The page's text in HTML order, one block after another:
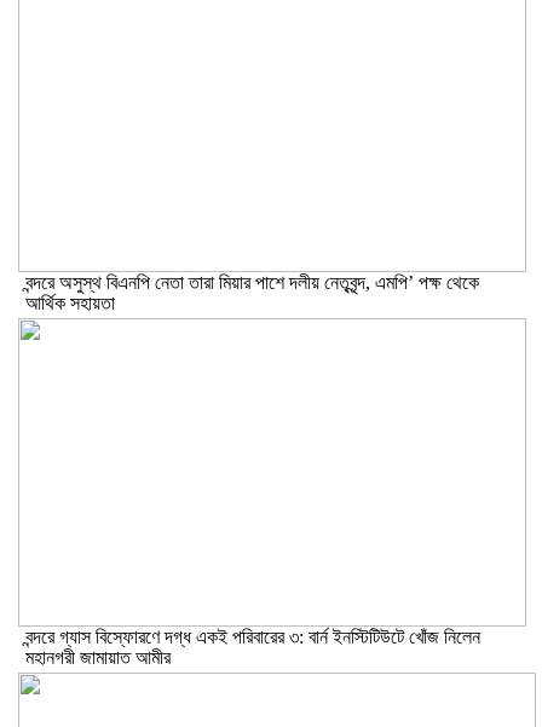
বন্দরে অসুস্থ বিএনপি নেতা তারা মিয়ার পাশে দলীয় নেতৃবৃন্দ, এমপি’ পক্ষ থেকে
আর্থিক সহায়তা
বন্দরে গ্যাস বিস্ফোরণে দগ্ধ একই পরিবারের ৩: বার্ন ইনস্টিটিউটে খোঁজ নিলেন
মহানগরী জামায়াত আমীর